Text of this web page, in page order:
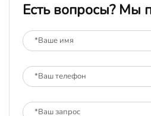
Есть вопросы? Мы